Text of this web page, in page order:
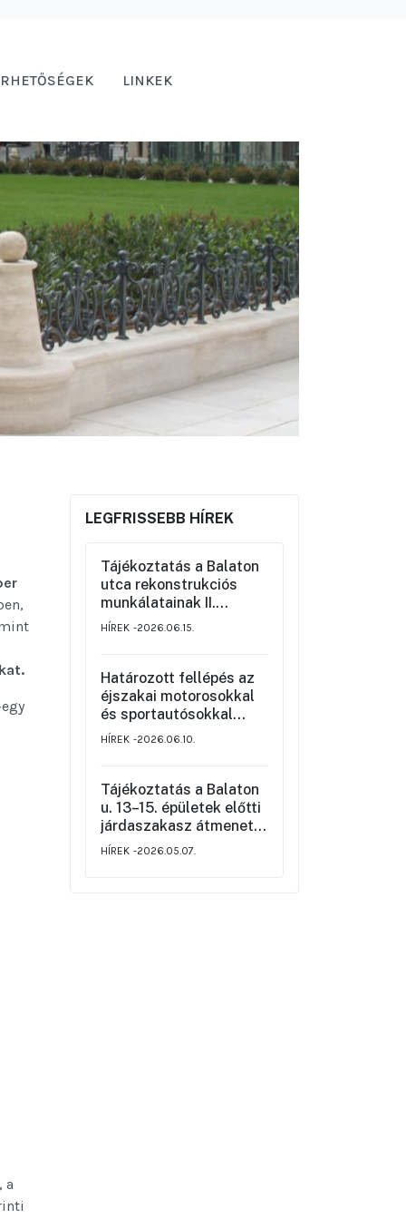
LINKEK
a
LEGFRISSEBB HÍREK
Tájékoztatás a Balaton
utca rekonstrukciós
munkálatainak II.
üteméről a Szemere
valamint a környék
ideiglenes forgalmi
rendjéről
HÍREK 2026.06.15.
Határozott fellépés az
éjszakai motorosokkal
és sportautósokkal
szemben
HÍREK 2026.06.10.
Tájékoztatás a Balaton
u. 13–15. épületek előtti
járdaszakasz átmeneti
korlátozásáról
HÍREK 2026.05.07.